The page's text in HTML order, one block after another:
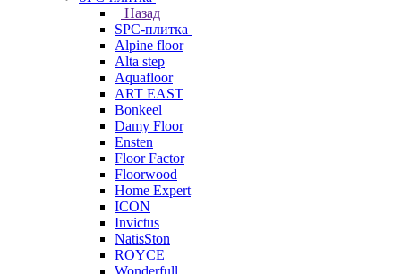
Назад
SPC-плитка
Alpine floor
Alta step
Aquafloor
ART EAST
Bonkeel
Damy Floor
Ensten
Floor Factor
Floorwood
Home Expert
ICON
Invictus
NatisSton
ROYCE
Wonderfull